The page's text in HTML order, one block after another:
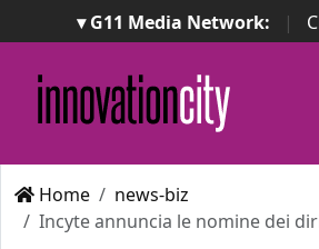
▾ G11 Media Network: |
ImpresaCity | SecurityOpenLab
Awards
Italian Project Awards
Awards
Home
news-biz
Incyte annuncia le nomine dei